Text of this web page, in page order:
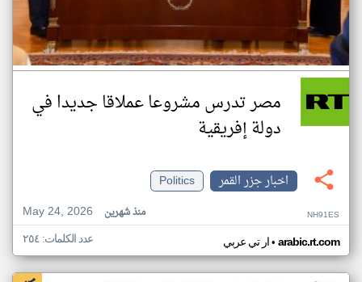
مصر تدرس مشروعا عملاقا جديدا في
دولة إفريقية
اخبار جزر القمر
Politics
May 24, 2026
منذ شهرين NH91ES
ار تي عربي• arabic.rt.com عدد الكلمات: ٢٥٤